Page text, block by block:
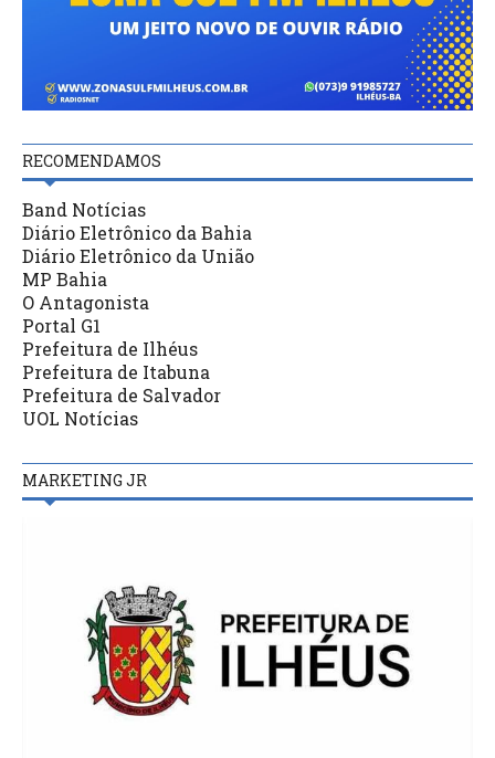
RECOMENDAMOS
Band Notícias
Diário Eletrônico da Bahia
Diário Eletrônico da União
MP Bahia
O Antagonista
Portal G1
Prefeitura de Ilhéus
Prefeitura de Itabuna
Prefeitura de Salvador
UOL Notícias
MARKETING JR